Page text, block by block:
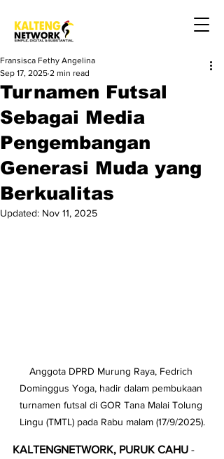
Turnamen Futsal
Sebagai Media
Pengembangan
Generasi Muda yang
Berkualitas
Fransisca Fethy Angelina
Sep 17, 2025 2 min read
Updated: Nov 11, 2025
Anggota DPRD Murung Raya, Fedrich
Dominggus Yoga, hadir dalam pembukaan
turnamen futsal di GOR Tana Malai Tolung
Lingu (TMTL) pada Rabu malam (17/9/2025).
KALTENGNETWORK, PURUK CAHU -